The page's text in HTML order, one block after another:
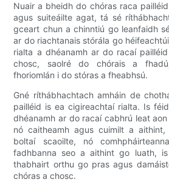
Nuair a bheidh do chóras raca
agus suiteáilte agat, tá sé
gceart chun a chinntiú go leanfaidh
ar do riachtanais stórála go
rialta a dhéanamh ar do racaí
chosc, saolré do chórais a
fhoriomlán i do stóras a fheabhsú.
Gné ríthábhachtach amháin de
pailléid is ea cigireachtaí rialta. Is
dhéanamh ar do racaí cabhrú leat
nó caitheamh agus cuimilt a aithint,
boltaí scaoilte, nó
fadhbanna seo a aithint go luath,
thabhairt orthu go pras agus
chóras a chosc.